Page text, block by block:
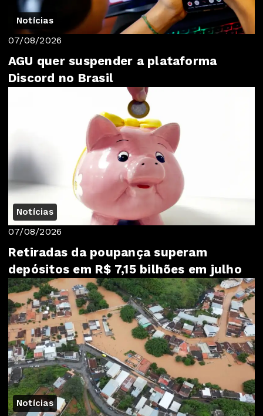
Notícias
07/08/2026
AGU quer suspender a plataforma
Discord no Brasil
Notícias
07/08/2026
Retiradas da poupança superam
depósitos em R$ 7,15 bilhões em julho
Notícias